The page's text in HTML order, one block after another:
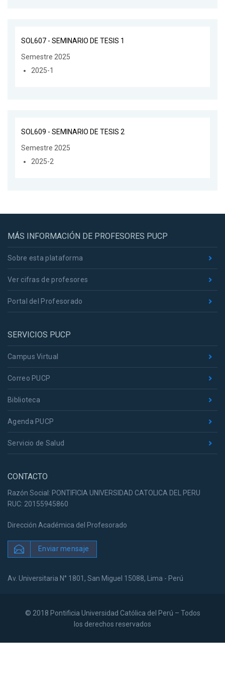
SOL607 - SEMINARIO DE TESIS 1
Semestre 2025
2025-1
SOL609 - SEMINARIO DE TESIS 2
Semestre 2025
2025-2
MÁS INFORMACIÓN DE PROFESORES PUCP
Sobre esta plataforma
Ver cifras de profesores
Portal del Profesorado
SERVICIOS PUCP
Campus Virtual
Correo PUCP
Biblioteca
Agenda PUCP
Servicio de Salud
CONTACTO
Razón Social: PONTIFICIA UNIVERSIDAD CATOLICA DEL PERU
RUC: 20155945860
Dirección Académica del Profesorado
Enviar mensaje
Av. Universitaria N° 1801, San Miguel 15088, Lima - Perú
© 2018 Pontificia Universidad Católica del Perú – Todos
los derechos reservados